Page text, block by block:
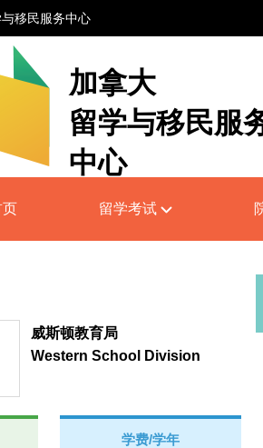
移民服务中心
加拿大
留学与移民服
中心
Service Centre
页 留学考试
威斯顿教育局
Western School Division
学费/学年